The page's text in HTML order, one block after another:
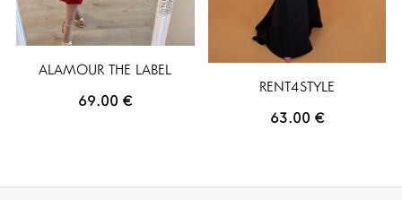
ALAMOUR THE LABEL
69.00€
RENT4STYLE
63.00 €